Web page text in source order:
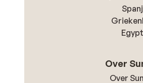
Over
Over